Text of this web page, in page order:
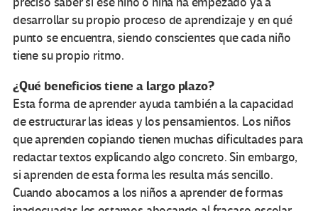
desarrollar su propio proceso de aprendizaje y en qué
punto se encuentra, siendo conscientes que cada niño
tiene su propio ritmo.
¿Qué beneficios tiene a largo plazo?
Esta forma de aprender ayuda también a la capacidad
de estructurar las ideas y los pensamientos. Los niños
que aprenden copiando tienen muchas dificultades para
redactar textos explicando algo concreto. Sin embargo,
si aprenden de esta forma les resulta más sencillo.
Cuando abocamos a los niños a aprender de formas